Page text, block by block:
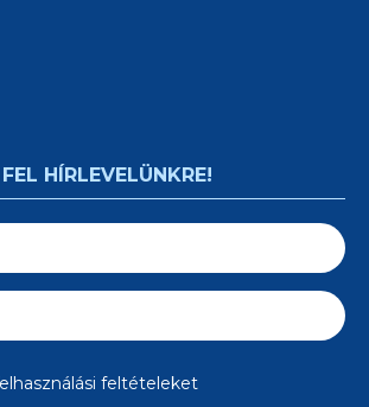
HÍRLEVELÜNKRE!
feltételeket